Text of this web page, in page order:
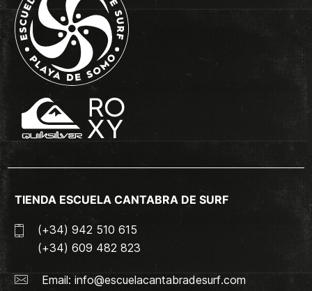
TIENDA ESCUELA CANTABRA DE SURF
(+34) 942 510 615
(+34) 609 482 823
Email: info@escuelacantabradesurf.com